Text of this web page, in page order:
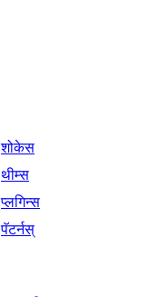
शोकेस
थीम्स
प्लगिन्स
पॅटर्नस्